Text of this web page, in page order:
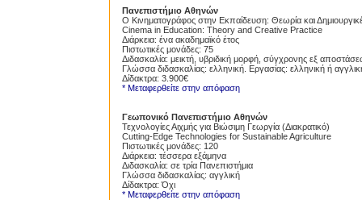
Πανεπιστήμιο Αθηνών
Ο Κινηματογράφος στην Εκπαίδευση: Θεωρία και
Cinema in Education: Theory and Creative Practice
Διάρκεια: ένα ακαδημαϊκό έτος
Πιστωτικές μονάδες: 75
Διδασκαλία: μεικτή, υβριδική μορφή, σύγχρονης εξ
Γλώσσα διδασκαλίας: ελληνική. Εργασίας: ελληνική ή
Δίδακτρα: 3.900€
* Μεταφερθείτε στην απόφαση
Γεωπονικό Πανεπιστήμιο Αθηνών
Τεχνολογίες Αιχμής για Βιώσιμη Γεωργία (Διακρατικό)
Cutting-Edge Technologies for Sustainable Agriculture
Πιστωτικές μονάδες: 120
Διάρκεια: τέσσερα εξάμηνα
Διδασκαλία: σε τρία Πανεπιστήμια
Γλώσσα διδασκαλίας: αγγλική
Δίδακτρα: Όχι
* Μεταφερθείτε στην απόφαση